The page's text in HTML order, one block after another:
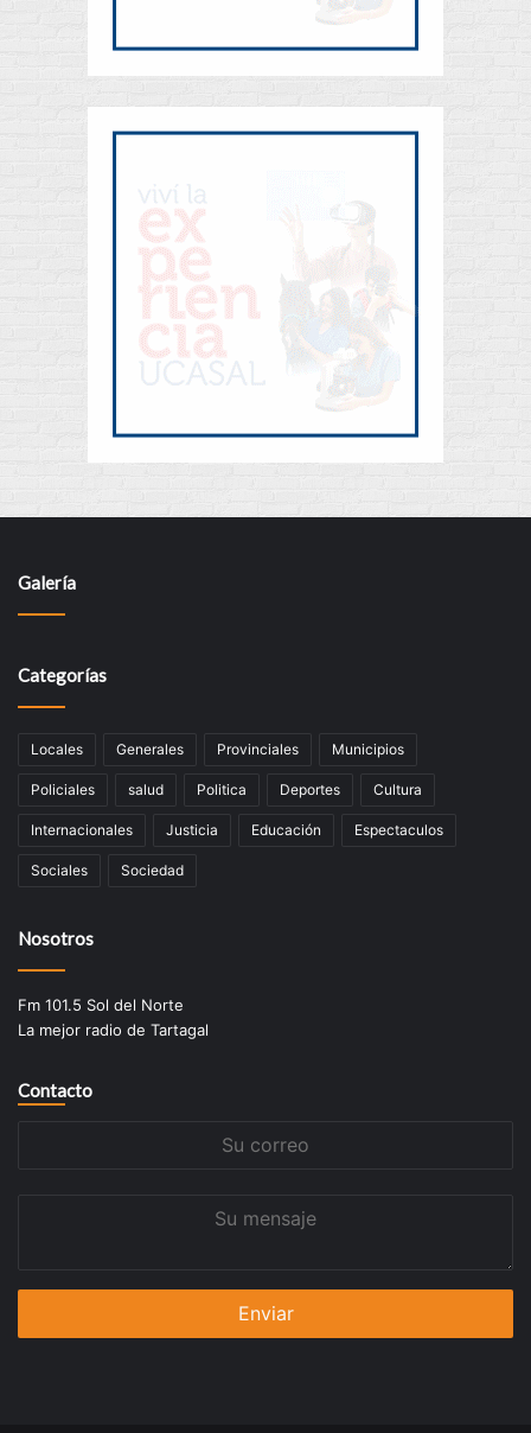
Galería
Categorías
Locales Generales Provinciales Municipios
Policiales salud Politica Deportes Cultura
Internacionales Justicia Educación Espectaculos
Sociales Sociedad
Nosotros
Fm 101.5 Sol del Norte
La mejor radio de Tartagal
Contacto